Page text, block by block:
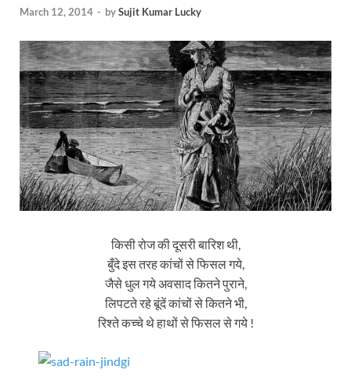
March 12, 2014 - bySujit Kumar Lucky
किसी रोज की दूसरी बारिश थी,
बुँदे इस तरह कांचों से फिसल गये,
जैसे धुल गये अवसाद कितने पुराने,
लिपटते रहे बूंदें कांचों से कितने भी,
रिश्ते कच्चे थे हाथों से फिसल से गये !